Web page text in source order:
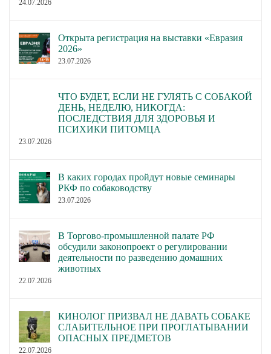
24.07.2026
Открыта регистрация на выставки «Евразия
2026»
23.07.2026
ЧТО БУДЕТ, ЕСЛИ НЕ ГУЛЯТЬ С СОБАКОЙ
ДЕНЬ, НЕДЕЛЮ, НИКОГДА:
ПОСЛЕДСТВИЯ ДЛЯ ЗДОРОВЬЯ И
ПСИХИКИ ПИТОМЦА
23.07.2026
В каких городах пройдут новые семинары
РКФ по собаководству
23.07.2026
В Торгово-промышленной палате РФ
обсудили законопроект о регулировании
деятельности по разведению домашних
животных
22.07.2026
КИНОЛОГ ПРИЗВАЛ НЕ ДАВАТЬ СОБАКЕ
СЛАБИТЕЛЬНОЕ ПРИ ПРОГЛАТЫВАНИИ
ОПАСНЫХ ПРЕДМЕТОВ
22.07.2026